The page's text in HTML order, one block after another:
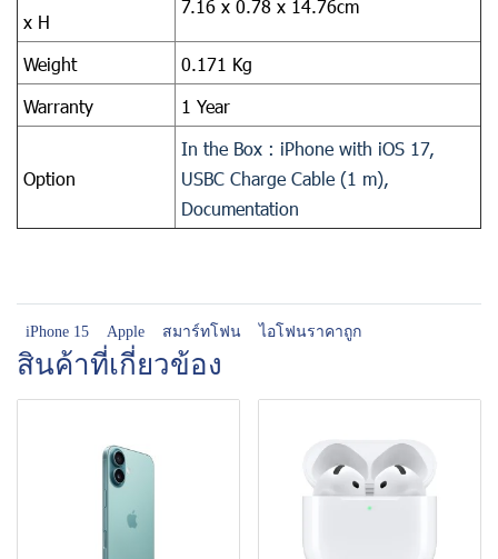
x H
7.16 x 0.78 x 14.76cm
Weight
0.171 Kg
Warranty
1 Year
Option
In the Box : iPhone with iOS 17,
USBC Charge Cable (1 m),
Documentation
iPhone 15 Apple สมาร์ทโฟน ไอโฟนราคาถูก
สินค้าที่เกี่ยวข้อง